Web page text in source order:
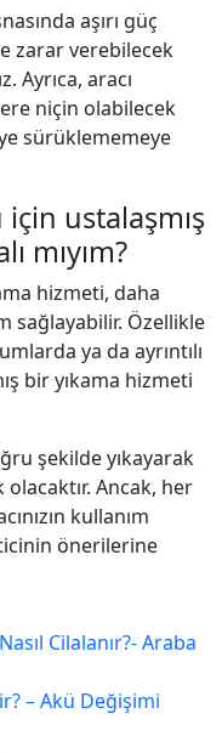
aşırı güç
zarar verebilecek
Ayrıca, aracı
niçin olabilecek
sürüklememeye
ustalaşmış
mıyım?
hizmeti, daha
sağlayabilir. Özellikle
ya da ayrıntılı
bir yıkama hizmeti
şekilde yıkayarak
Ancak, her
kullanım
önerilerine
Cilalanır?- Araba
– Akü Değişimi